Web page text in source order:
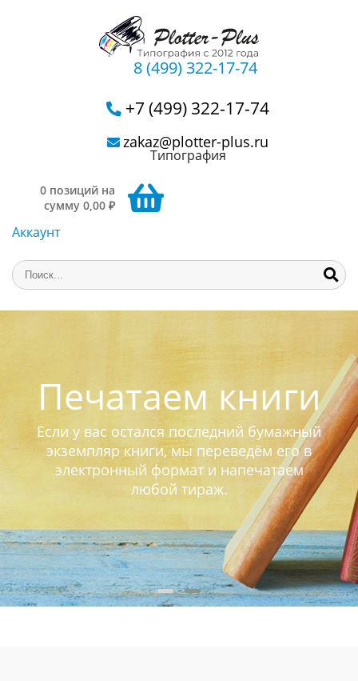
8 (499) 322-17-74
+7 (499) 322-17-74
zakaz@plotter-plus.ru
Типография
0 позиций на
сумму 0,00 ₽
Аккаунт
Печатаем книги
Если у вас остался последний бумажный
экземпляр книги, мы переведём его в
электронный формат и напечатаем
любой тираж.